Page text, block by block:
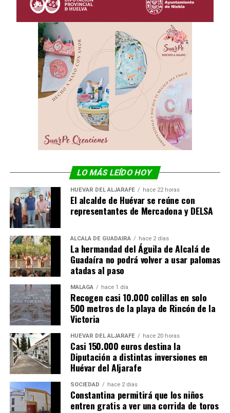
LO MÁS LEÍDO HOY
HUÉVAR DEL ALJARAFE hace 22 horas
El alcalde de Huévar se reúne con
representantes de Mercadona y DELSA
ALCALÁ DE GUADAÍRA hace 2 días
La hermandad del Águila de Alcalá de
Guadaíra no podrá volver a usar palomas
atadas al paso
MÁLAGA hace 1 día
Recogen casi 10.000 colillas en solo
500 metros de la playa de Rincón de la
Victoria
HUÉVAR DEL ALJARAFE hace 20 horas
Casi 150.000 euros destina la
Diputación a distintas inversiones en
Huévar del Aljarafe
SOCIEDAD hace 2 días
Constantina permitirá que los niños
entren gratis a ver una corrida de toros